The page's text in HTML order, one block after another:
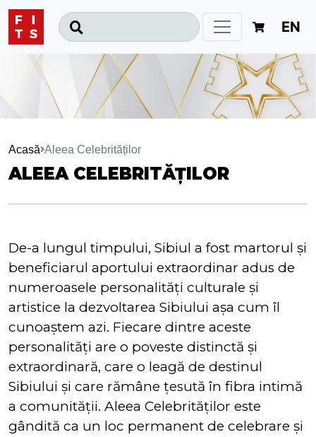
EN
Acasă Aleea Celebrităților
ALEEA CELEBRITĂȚILOR
De-a lungul timpului, Sibiul a fost martorul şi
beneficiarul aportului extraordinar adus de
numeroasele personalităţi culturale şi
artistice la dezvoltarea Sibiului aşa cum îl
cunoaştem azi. Fiecare dintre aceste
personalităţi are o poveste distinctă şi
extraordinară, care o leagă de destinul
Sibiului şi care rămâne ţesută în fibra intimă
a comunităţii. Aleea Celebrităţilor este
gândită ca un loc permanent de celebrare și